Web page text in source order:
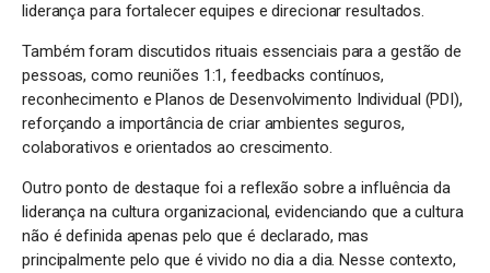
liderança para fortalecer equipes e direcionar resultados.
Também foram discutidos rituais essenciais para a gestão de
pessoas, como reuniões 1:1, feedbacks contínuos,
reconhecimento e Planos de Desenvolvimento Individual (PDI),
reforçando a importância de criar ambientes seguros,
colaborativos e orientados ao crescimento.
Outro ponto de destaque foi a reflexão sobre a influência da
liderança na cultura organizacional, evidenciando que a cultura
não é definida apenas pelo que é declarado, mas
principalmente pelo que é vivido no dia a dia. Nesse contexto,